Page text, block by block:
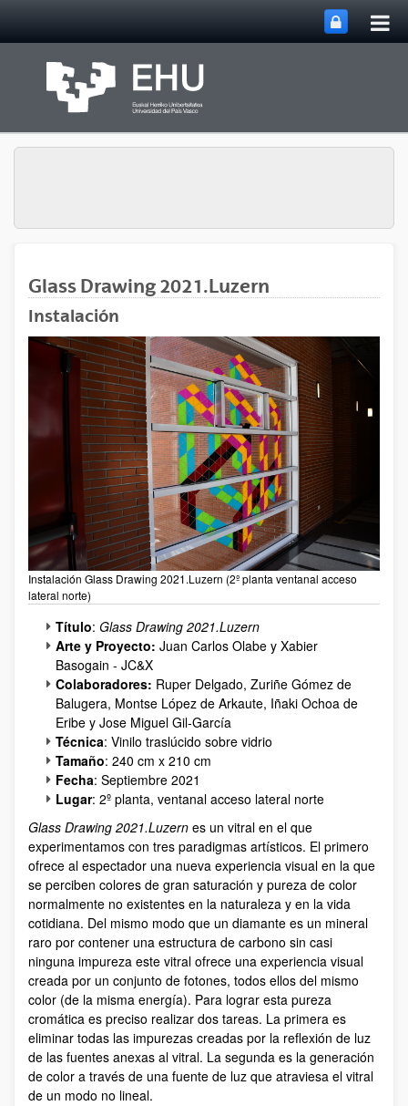
Glass Drawing 2021.Luzern
Instalación
Instalación Glass Drawing 2021.Luzern (2º planta ventanal acceso
lateral norte)
Título: Glass Drawing 2021.Luzern
Arte y Proyecto: Juan Carlos Olabe y Xabier
Basogain - JC&X
Colaboradores: Ruper Delgado, Zuriñe Gómez de
Balugera, Montse López de Arkaute, Iñaki Ochoa de
Eribe y Jose Miguel Gil-García
Técnica: Vinilo traslúcido sobre vidrio
Tamaño: 240 cm x 210 cm
Fecha: Septiembre 2021
Lugar: 2º planta, ventanal acceso lateral norte
Glass Drawing 2021.Luzern es un vitral en el que
experimentamos con tres paradigmas artísticos. El primero
ofrece al espectador una nueva experiencia visual en la que
se perciben colores de gran saturación y pureza de color
normalmente no existentes en la naturaleza y en la vida
cotidiana. Del mismo modo que un diamante es un mineral
raro por contener una estructura de carbono sin casi
ninguna impureza este vitral ofrece una experiencia visual
creada por un conjunto de fotones, todos ellos del mismo
color (de la misma energía). Para lograr esta pureza
cromática es preciso realizar dos tareas. La primera es
eliminar todas las impurezas creadas por la reflexión de luz
de las fuentes anexas al vitral. La segunda es la generación
de color a través de una fuente de luz que atraviesa el vitral
de un modo no lineal.